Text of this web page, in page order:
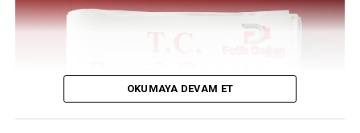
OKUMAYA DEVAM ET